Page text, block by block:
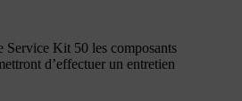
Service Kit 50 les composants
d’effectuer un entretien